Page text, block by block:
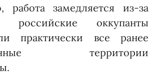
работа замедляется из-за
оккупанты
практически все ранее
территории